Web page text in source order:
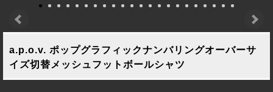
a.p.o.v. ポップグラフィックナンバリングオーバーサ
イズ切替メッシュフットボールシャツ